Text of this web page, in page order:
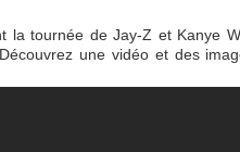
la tournée de Jay-Z et Kanye
une vidéo et des